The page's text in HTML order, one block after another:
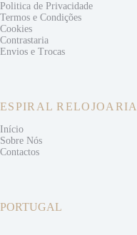
Politica de Privacidade
Termos e Condições
Cookies
Contrastaria
Envios e Trocas
ESPIRAL RELOJOARIA
Início
Sobre Nós
Contactos
PORTUGAL